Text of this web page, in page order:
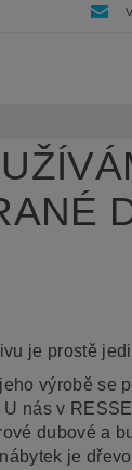
je prostě
výrobě se
nás v
dubové a
je